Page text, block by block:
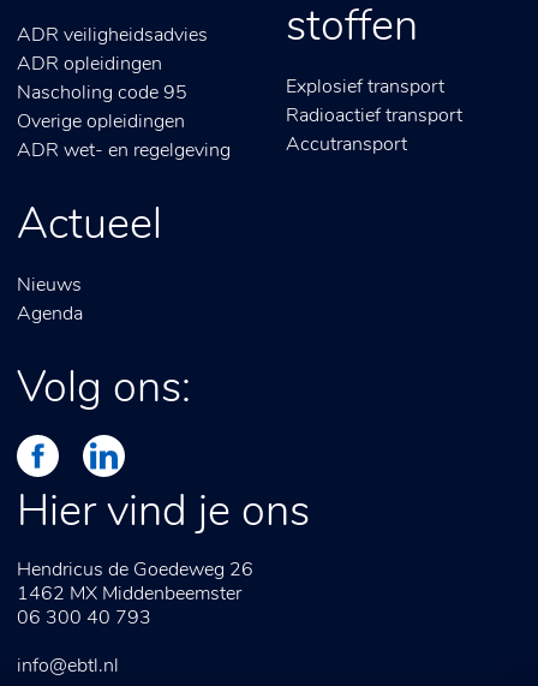
ADR veiligheidsadvies
ADR opleidingen
Nascholing code 95
Overige opleidingen
ADR wet- en regelgeving
stoffen
Explosief transport
Radioactief transport
Accutransport
Actueel
Nieuws
Agenda
Volg ons:
Hier vind je ons
Hendricus de Goedeweg 26
1462 MX Middenbeemster
06 300 40 793
info@ebtl.nl